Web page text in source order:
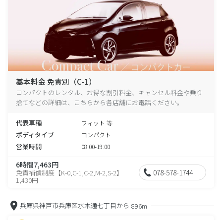
基本料金 免責別（C-1）
コンパクトのレンタル、お得な割引料金、キャンセル料金や乗り
捨てなどの詳細は、こちらから各店舗にお電話ください。
代表車種 フィット 等
ボディタイプ コンパクト
営業時間 08:00-19:00
6時間7,463円
免責補償制度【K-0,C-1,C-2,M-2,S-2】
1,430円
078-578-1744
兵庫県神戸市兵庫区水木通七丁目から 896m